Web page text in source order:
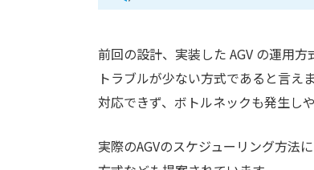
前回の設計、実装した AGV の運用
トラブルが少ない方式であると言え
対応できず、ボトルネックも発生し
実際のAGVのスケジューリング方法